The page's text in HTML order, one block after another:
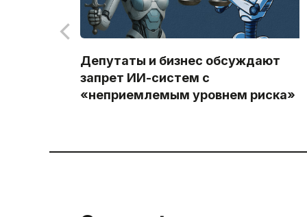
Депутаты и бизнес обсуждают
запрет ИИ-систем с
«неприемлемым уровнем риска»